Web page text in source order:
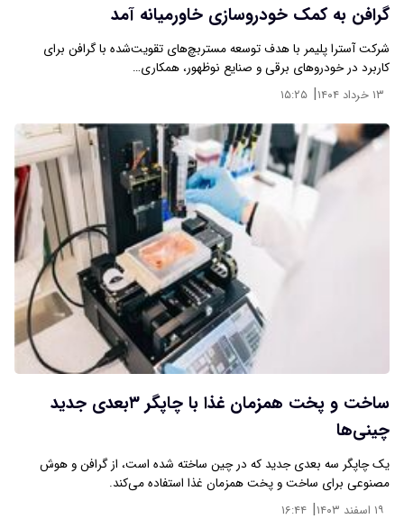
گرافن به کمک خودروسازی خاورمیانه آمد
شرکت آسترا پلیمر با هدف توسعه مستربچ‌های تقویت‌شده با گرافن برای
کاربرد در خودروهای برقی و صنایع نوظهور، همکاری…
۱۳ خرداد ۱۴۰۴ | ۱۵:۲۵
ساخت و پخت همزمان غذا با چاپگر ۳بعدی جدید
چینی‌ها
یک چاپگر سه بعدی جدید که در چین ساخته شده است، از گرافن و هوش
مصنوعی برای ساخت و پخت همزمان غذا استفاده می‌کند.
۱۹ اسفند ۱۴۰۳ | ۱۶:۴۴